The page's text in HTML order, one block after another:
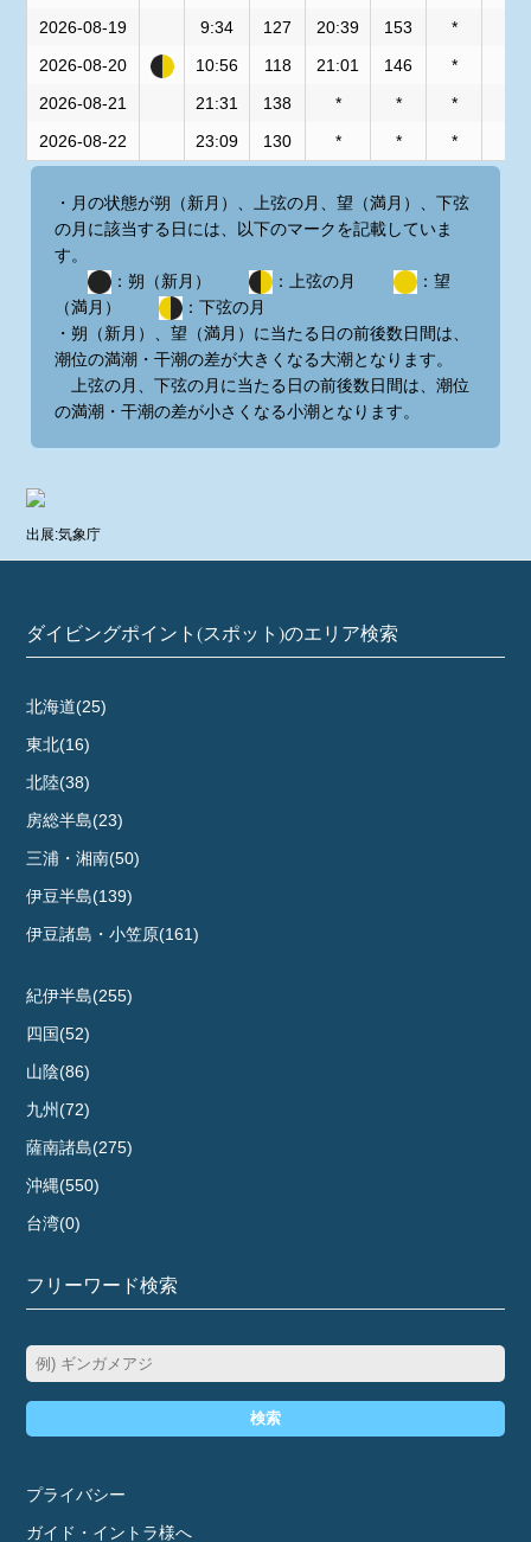
2026-08-19
9:34 127 20:39 153 *
2026-08-20
10:56 118 21:01 146 *
2026-08-21
21:31 138 * * *
2026-08-22
23:09 130 * * *
・月の状態が朔（新月）、上弦の月、望（満月）、下弦
の月に該当する日には、以下のマークを記載していま
す。
：朔（新月）
：上弦の月
：望
（満月）
：下弦の月
・朔（新月）、望（満月）に当たる日の前後数日間は、
潮位の満潮・干潮の差が大きくなる大潮となります。
上弦の月、下弦の月に当たる日の前後数日間は、潮位
の満潮・干潮の差が小さくなる小潮となります。
出展:気象庁
ダイビングポイント(スポット)のエリア検索
北海道(25)
東北(16)
北陸(38)
房総半島(23)
三浦・湘南(50)
伊豆半島(139)
伊豆諸島・小笠原(161)
紀伊半島(255)
四国(52)
山陰(86)
九州(72)
薩南諸島(275)
沖縄(550)
台湾(0)
フリーワード検索
検索
プライバシー
ガイド・イントラ様へ